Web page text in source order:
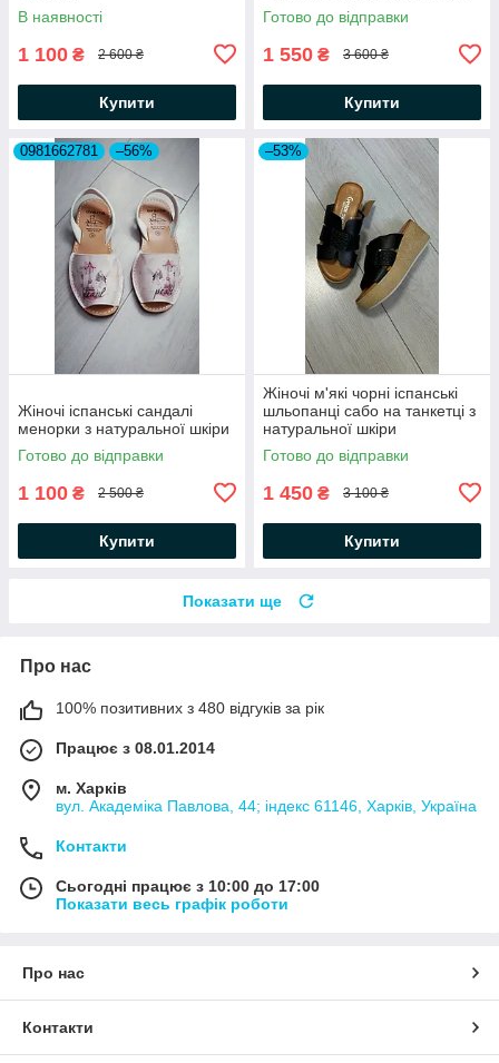
В наявності
1 100 ₴ 2 600 ₴
Купити
Готово до відправки
1 550 ₴ 3 600 ₴
Купити
0981662781 –56%
Жіночі іспанські сандалі
менорки з натуральної шкіри
Готово до відправки
1 100 ₴ 2 500 ₴
Купити
–53%
Жіночі м'які чорні іспанські
шльопанці сабо на танкетці з
натуральної шкіри
Готово до відправки
1 450 ₴ 3 100 ₴
Купити
Показати ще
Про нас
100% позитивних з 480 відгуків за рік
Працює з 08.01.2014
м. Харків
вул. Академіка Павлова, 44; індекс 61146, Харків, Україна
Контакти
Сьогодні працює з 10:00 до 17:00
Показати весь графік роботи
Про нас
Контакти